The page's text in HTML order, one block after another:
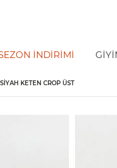
İNDIRIMI
SIYAH KETEN CROP ÜST